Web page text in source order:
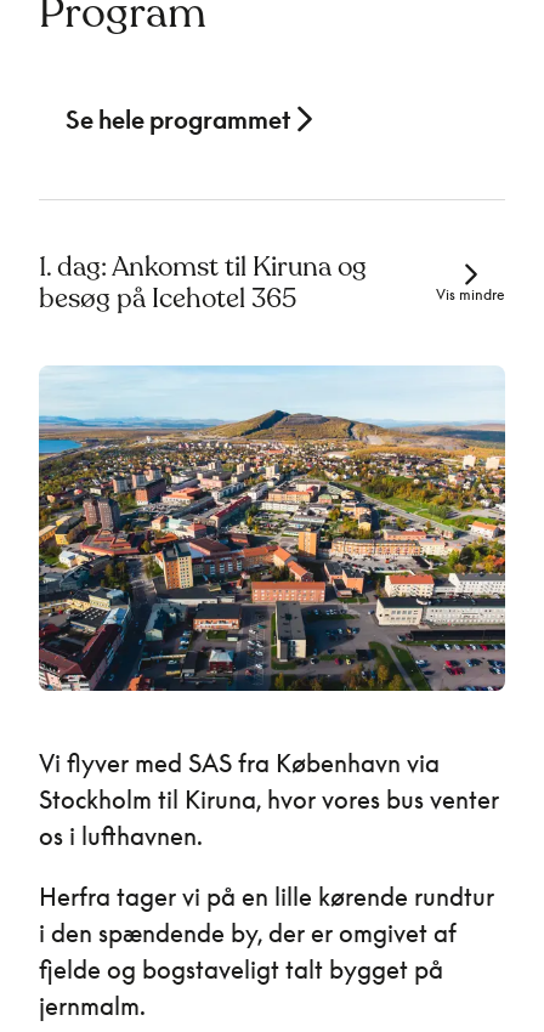
Program
Se hele programmet
1. dag: Ankomst til Kiruna og
besøg på Icehotel 365
Vis mindre
Vi flyver med SAS fra København via
Stockholm til Kiruna, hvor vores bus venter
os i lufthavnen.
Herfra tager vi på en lille kørende rundtur
i den spændende by, der er omgivet af
fjelde og bogstaveligt talt bygget på
jernmalm.